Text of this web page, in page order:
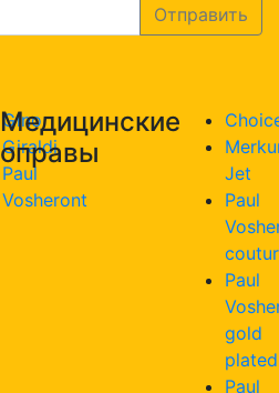
Gino
Giraldi
Paul
Vosheront
Медицинские
оправы
Jet
Paul
Paul
gold
plated
Paul